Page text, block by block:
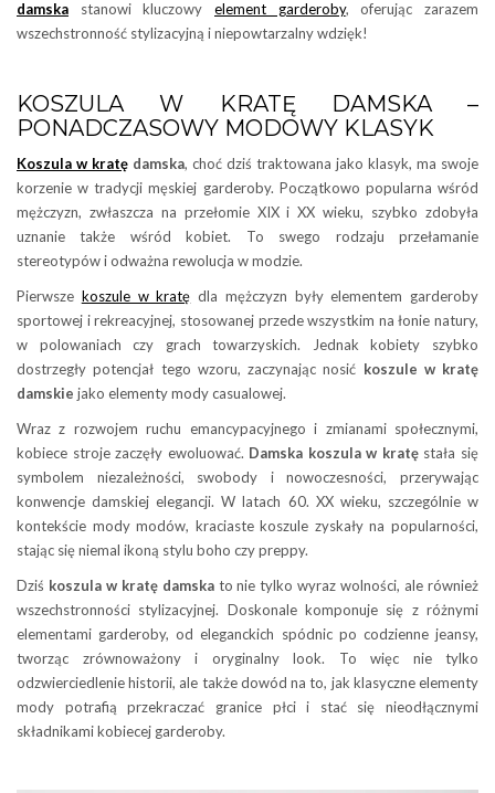
damska stanowi kluczowy element garderoby, oferując zarazem
wszechstronność stylizacyjną i niepowtarzalny wdzięk!
KOSZULA W KRATĘ DAMSKA –
PONADCZASOWY MODOWY KLASYK
Koszula w kratę damska, choć dziś traktowana jako klasyk, ma swoje
korzenie w tradycji męskiej garderoby. Początkowo popularna wśród
mężczyzn, zwłaszcza na przełomie XIX i XX wieku, szybko zdobyła
uznanie także wśród kobiet. To swego rodzaju przełamanie
stereotypów i odważna rewolucja w modzie.
Pierwsze koszule w kratę dla mężczyzn były elementem garderoby
sportowej i rekreacyjnej, stosowanej przede wszystkim na łonie natury,
w polowaniach czy grach towarzyskich. Jednak kobiety szybko
dostrzegły potencjał tego wzoru, zaczynając nosić koszule w kratę
damskie jako elementy mody casualowej.
Wraz z rozwojem ruchu emancypacyjnego i zmianami społecznymi,
kobiece stroje zaczęły ewoluować. Damska koszula w kratęstała się
symbolem niezależności, swobody i nowoczesności, przerywając
konwencje damskiej elegancji. W latach 60. XX wieku, szczególnie w
kontekście mody modów, kraciaste koszule zyskały na popularności,
stając się niemal ikoną stylu boho czy preppy.
Dziś koszula w kratę damskato nie tylko wyraz wolności, ale również
wszechstronności stylizacyjnej. Doskonale komponuje się z różnymi
elementami garderoby, od eleganckich spódnic po codzienne jeansy,
tworząc zrównoważony i oryginalny look. To więc nie tylko
odzwierciedlenie historii, ale także dowód na to, jak klasyczne elementy
mody potrafią przekraczać granice płci i stać się nieodłącznymi
składnikami kobiecej garderoby.